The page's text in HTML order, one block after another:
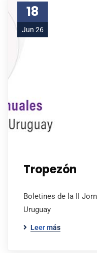
18
Jun 26
Tropezón
Boletines de la II
Uruguay
Leer más